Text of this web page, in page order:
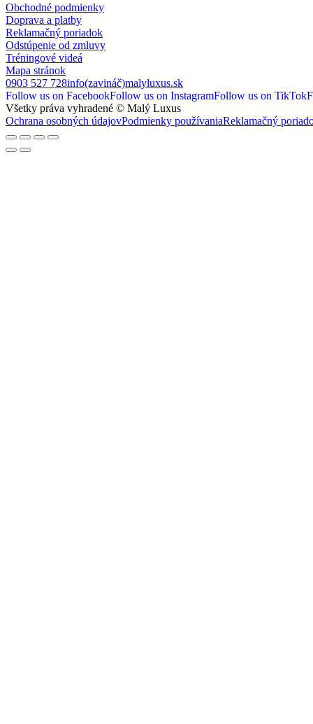
Obchodné podmienky
Doprava a platby
Reklamačný poriadok
Odstúpenie od zmluvy
Tréningové videá
Mapa stránok
0903 527 728info(zavináč)malyluxus.sk
Follow us on FacebookFollow us on InstagramFollow us on TikTok
Všetky práva vyhradené © Malý Luxus
Ochrana osobných údajovPodmienky používaniaReklamačný